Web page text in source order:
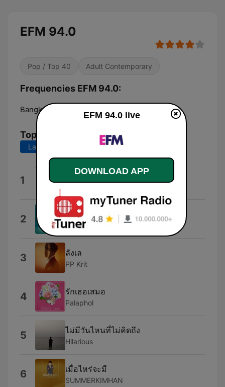
EFM 94.0
Pop / Top 40 Adult Contemporary
Frequencies EFM 94.0:
Bangkok:
Top Songs
Last 7 days Last 30 days
1 Hot Jam
2 Dolphin Dance
William Bell
3 ลังเล
PP Krit
4 รักเธอเสมอ
Palaphol
5 ไม่มีวันไหนที่ไม่คิดถึง
Hilarious
6 เมื่อไหร่จะมี
SUMMERKIMHAN
EFM 94.0 live
DOWNLOAD APP